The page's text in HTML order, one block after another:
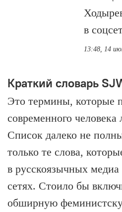
в
13:48, 14
Краткий словарь
Это термины, которые
современного
Список далеко не
только те слова,
в русскоязычных
сетях. Стоило бы
обширную